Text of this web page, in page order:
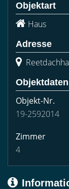
Objektart
Haus
Adresse
Objektdaten
Objekt-Nr.
19-2592014
Zimmer
4